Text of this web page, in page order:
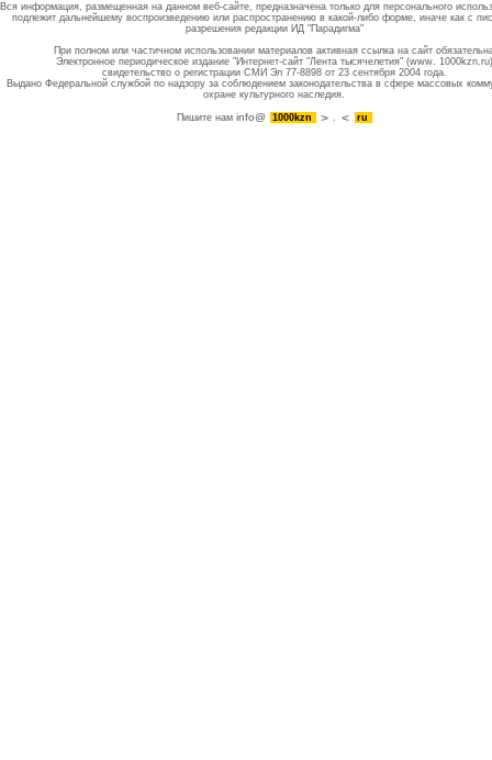
Вся информация, размещенная на данном веб-сайте, предназначена только для персонального
подлежит дальнейшему воспроизведению или распространению в какой-либо форме, иначе как с
разрешения редакции ИД "Парадигма"
При полном или частичном использовании материалов активная ссылка на сайт
Электронное периодическое издание "Интернет-сайт "Лента тысячелетия" (www. 1000kzn.ru)
свидетельство о регистрации СМИ Эл 77-8898 от 23 сентября 2004 года.
Выдано Федеральной службой по надзору за соблюдением законодательства в сфере массовых
охране культурного наследия.
Пишите намinfo@ 1000kzn . ru